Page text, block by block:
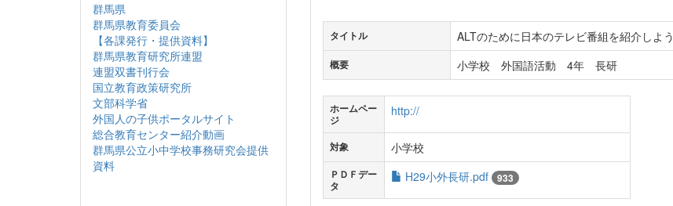
タイトル ALTのために日本のテレビ番組を紹介しよう
概要 小学校 外国語活動 4年 長研
ホームペー
ジ
http://
対象 小学校
ＰＤＦデー
タ
H29小外長研.pdf 933
群馬県
群馬県教育委員会
【各課発行・提供資料】
群馬県教育研究所連盟
連盟双書刊行会
国立教育政策研究所
文部科学省
外国人の子供ポータルサイト
総合教育センター紹介動画
群馬県公立小中学校事務研究会提供
資料